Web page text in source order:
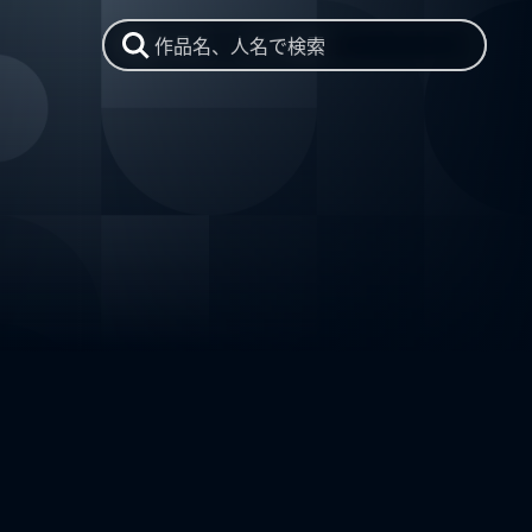
作品名、人名で検索